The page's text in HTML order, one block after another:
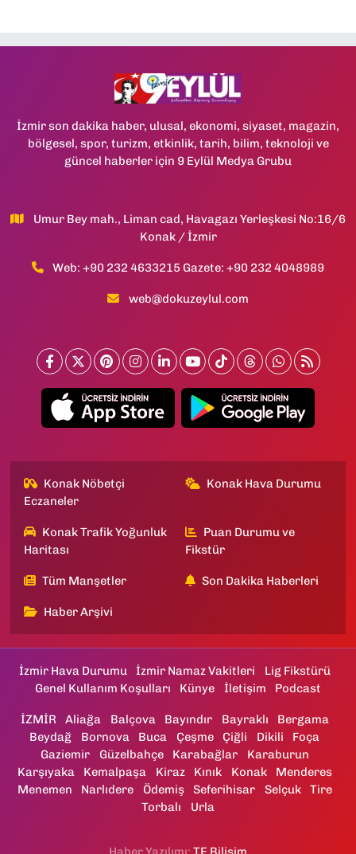
İzmir son dakika haber, ulusal, ekonomi, siyaset, magazin,
bölgesel, spor, turizm, etkinlik, tarih, bilim, teknoloji ve
güncel haberler için 9 Eylül Medya Grubu
Umur Bey mah., Liman cad, Havagazı Yerleşkesi No:16/6
Konak / İzmir
Web: +90 232 4633215 Gazete: +90 232 4048989
web@dokuzeylul.com
Konak Nöbetçi
Eczaneler
Konak Hava Durumu
Konak Trafik Yoğunluk
Haritası
Puan Durumu ve
Fikstür
Tüm Manşetler Son Dakika Haberleri
Haber Arşivi
İzmir Hava Durumu İzmir Namaz Vakitleri
Lig Fikstürü
Genel Kullanım Koşulları
Künye İletişim Podcast
İZMİR Aliağa Balçova Bayındır Bayraklı
Bergama
Beydağ
Bornova Buca Çeşme Çiğli Dikili
Foça
Gaziemir
Güzelbahçe Karabağlar
Karaburun
Karşıyaka
Kemalpaşa Kiraz Kınık Konak
Menderes
Menemen
Narlıdere Ödemiş Seferihisar Selçuk
Tire
Torbalı
Urla